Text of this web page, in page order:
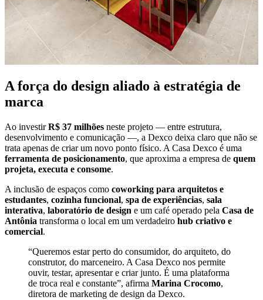
A força do design aliado à estratégia de
marca
Ao investirR$ 37 milhões neste projeto — entre estrutura,
desenvolvimento e comunicação —, a Dexco deixa claro que não se
trata apenas de criar um novo ponto físico. A Casa Dexco é uma
ferramenta de posicionamento, que aproxima a empresa de quem
projeta, executa e consome.
A inclusão de espaços como coworking para arquitetos e
estudantes, cozinha funcional, spa de experiências, sala
interativa, laboratório de design e um café operado pela Casa de
Antônia transforma o local em um verdadeiro hub criativo e
comercial.
“Queremos estar perto do consumidor, do arquiteto, do
construtor, do marceneiro. A Casa Dexco nos permite
ouvir, testar, apresentar e criar junto. É uma plataforma
de troca real e constante”, afirma Marina Crocomo,
diretora de marketing de design da Dexco.